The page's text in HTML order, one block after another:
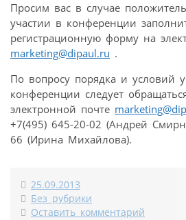
Просим вас в случае
участии в конференции
регистрационную форму на
marketing@dipaul.ru .
По вопросу порядка и условий
конференции следует
электронной почте
+7(495) 645-20-02 (Андрей
66 (Ирина Михайлова).
25.09.2013
Без рубрики
Оставить комментарий